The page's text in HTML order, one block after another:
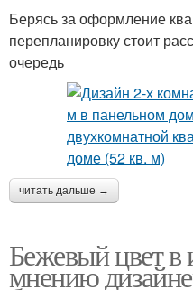
Берясь за оформление
перепланировку стоит
очередь
читать дальше →
Бежевый цвет в
мнению